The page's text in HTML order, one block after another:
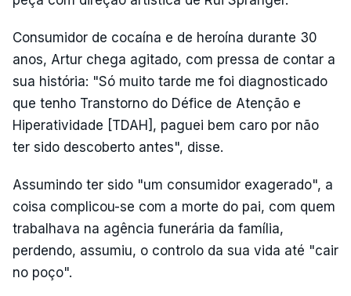
Consumidor de cocaína e de heroína durante 30
anos, Artur chega agitado, com pressa de contar a
sua história: "Só muito tarde me foi diagnosticado
que tenho Transtorno do Défice de Atenção e
Hiperatividade [TDAH], paguei bem caro por não
ter sido descoberto antes", disse.
Assumindo ter sido "um consumidor exagerado", a
coisa complicou-se com a morte do pai, com quem
trabalhava na agência funerária da família,
perdendo, assumiu, o controlo da sua vida até "cair
no poço".